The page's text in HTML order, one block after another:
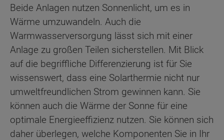
Beide Anlagen nutzen Sonnenlicht, um es in
Wärme umzuwandeln. Auch die
Warmwasserversorgung lässt sich mit einer
Anlage zu großen Teilen sicherstellen. Mit Blick
auf die begriffliche Differenzierung ist für Sie
wissenswert, dass eine Solarthermie nicht nur
umweltfreundlichen Strom gewinnen kann. Sie
können auch die Wärme der Sonne für eine
optimale Energieeffizienz nutzen. Sie können sich
daher überlegen, welche Komponenten Sie in Ihr